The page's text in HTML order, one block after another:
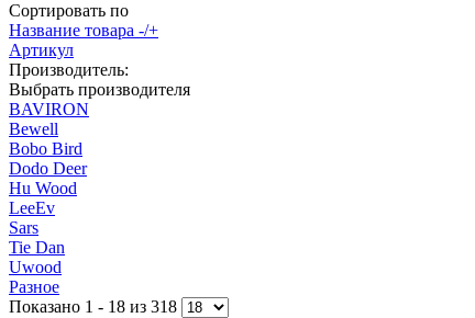
Сортировать по
Название товара -/+
Артикул
Производитель:
Выбрать производителя
BAVIRON
Bewell
Bobo Bird
Dodo Deer
Hu Wood
LeeEv
Sars
Tie Dan
Uwood
Разное
Показано 1 - 18 из 318